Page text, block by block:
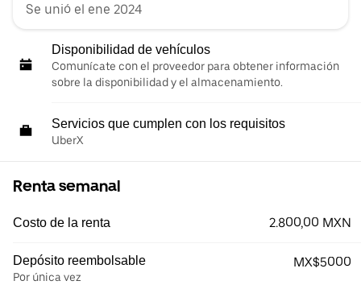
Se unió el ene 2024
Disponibilidad de vehículos
Comunícate con el proveedor para obtener información
sobre la disponibilidad y el almacenamiento.
Servicios que cumplen con los requisitos
UberX
Renta semanal
Costo de la renta 2.800,00 MXN
Depósito reembolsable
Por única vez
MX$5000